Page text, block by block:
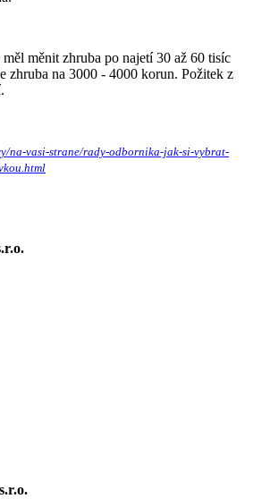
měnit zhruba po najetí 30 až 60 tisíc
zhruba na 3000 - 4000 korun. Požitek z
na-vasi-strane/rady-odbornika-jak-si-vybrat-